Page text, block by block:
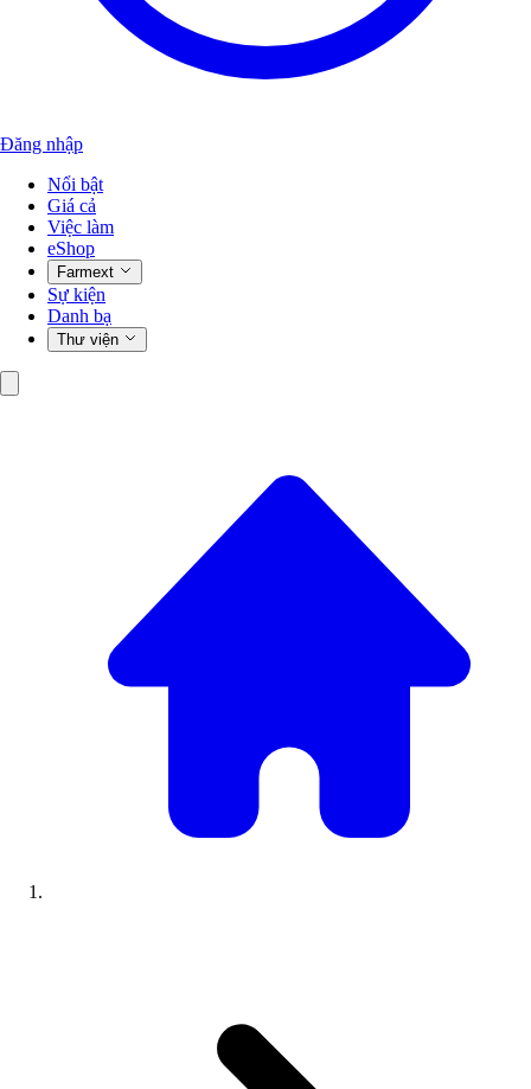
Đăng nhập
Nổi bật
Giá cả
Việc làm
eShop
Farmext
Sự kiện
Danh bạ
Thư viện